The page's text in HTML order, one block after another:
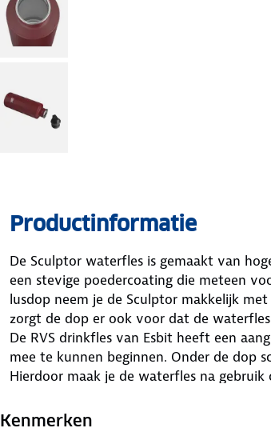
Productinformatie
De Sculptor waterfles is gemaakt van
een stevige poedercoating die meteen
lusdop neem je de Sculptor makkelijk
zorgt de dop er ook voor dat de
De RVS drinkfles van Esbit heeft een
mee te kunnen beginnen. Onder de dop
Hierdoor maak je de waterfles na gebruik
Kenmerken